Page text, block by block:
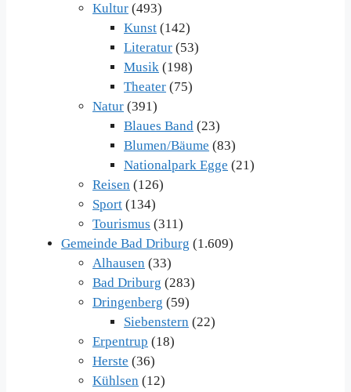
Kultur (493)
Kunst (142)
Literatur (53)
Musik (198)
Theater (75)
Natur (391)
Blaues Band (23)
Blumen/Bäume (83)
Nationalpark Egge (21)
Reisen (126)
Sport (134)
Tourismus (311)
Gemeinde Bad Driburg (1.609)
Alhausen (33)
Bad Driburg (283)
Dringenberg (59)
Siebenstern (22)
Erpentrup (18)
Herste (36)
Kühlsen (12)